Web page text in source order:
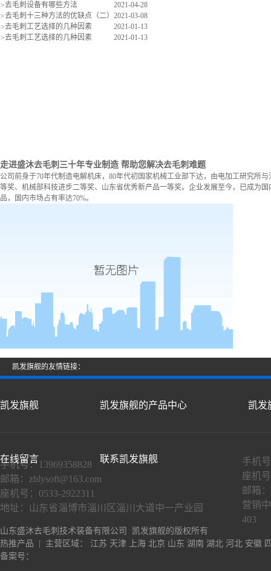
2021-04-28
>去毛刺设备有哪些方法
2021-03-08
>去毛刺十三种方法的优缺点（二）
2021-01-13
>去毛刺工艺选择的几种因素
2021-01-13
>去毛刺工艺选择的几种因素
走进盛沐去毛刺 三十年专业制造 帮助您解决去毛刺难题
公司前身于70年代制造电解机床，80年代初国家机械工业部下达，由电加工研究所
等奖、机械部科技进步二等奖、山东省优秀新产品一等奖。企业发展至今，已成为
品，国内市场占有率达70%。
凯发旗舰的友情链接：
凯发旗舰 凯发旗舰的产品中心 凯发
在线留言 联系凯发旗舰
手机号：13969358828
邮箱： zblysoft@163.com
座机号：0533-2922311
地址：山东省淄博市淄川区淄川大道中一产业园
手机
座机
邮箱：
营销
403
山东盛沐去毛刺技术装备有限公司 凯发旗舰的版权所有
热推产品 | 主营区域： 江苏 天津 上海 北京 山东 湖南 湖北 河北 安徽
备案号：